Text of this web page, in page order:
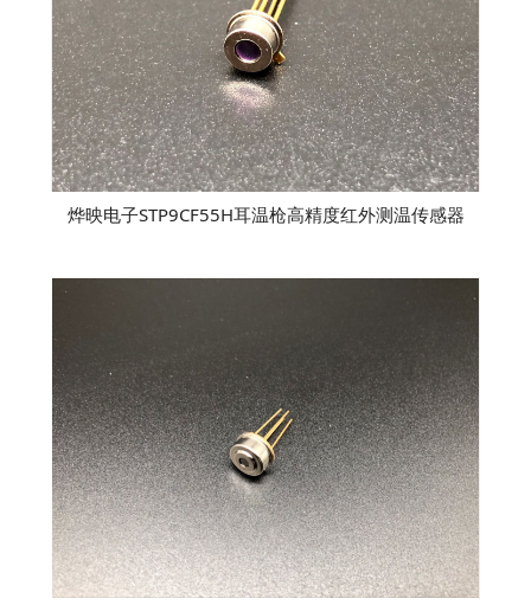
烨映电子STP9CF55H耳温枪高精度红外测温传感器